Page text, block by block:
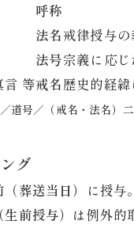
呼称
法名戒律授与
法号宗義に応じ
言 等戒名歴史的経緯
道号／（戒名・法名）
グ
葬送当日）
に授与
前授与） は例外的